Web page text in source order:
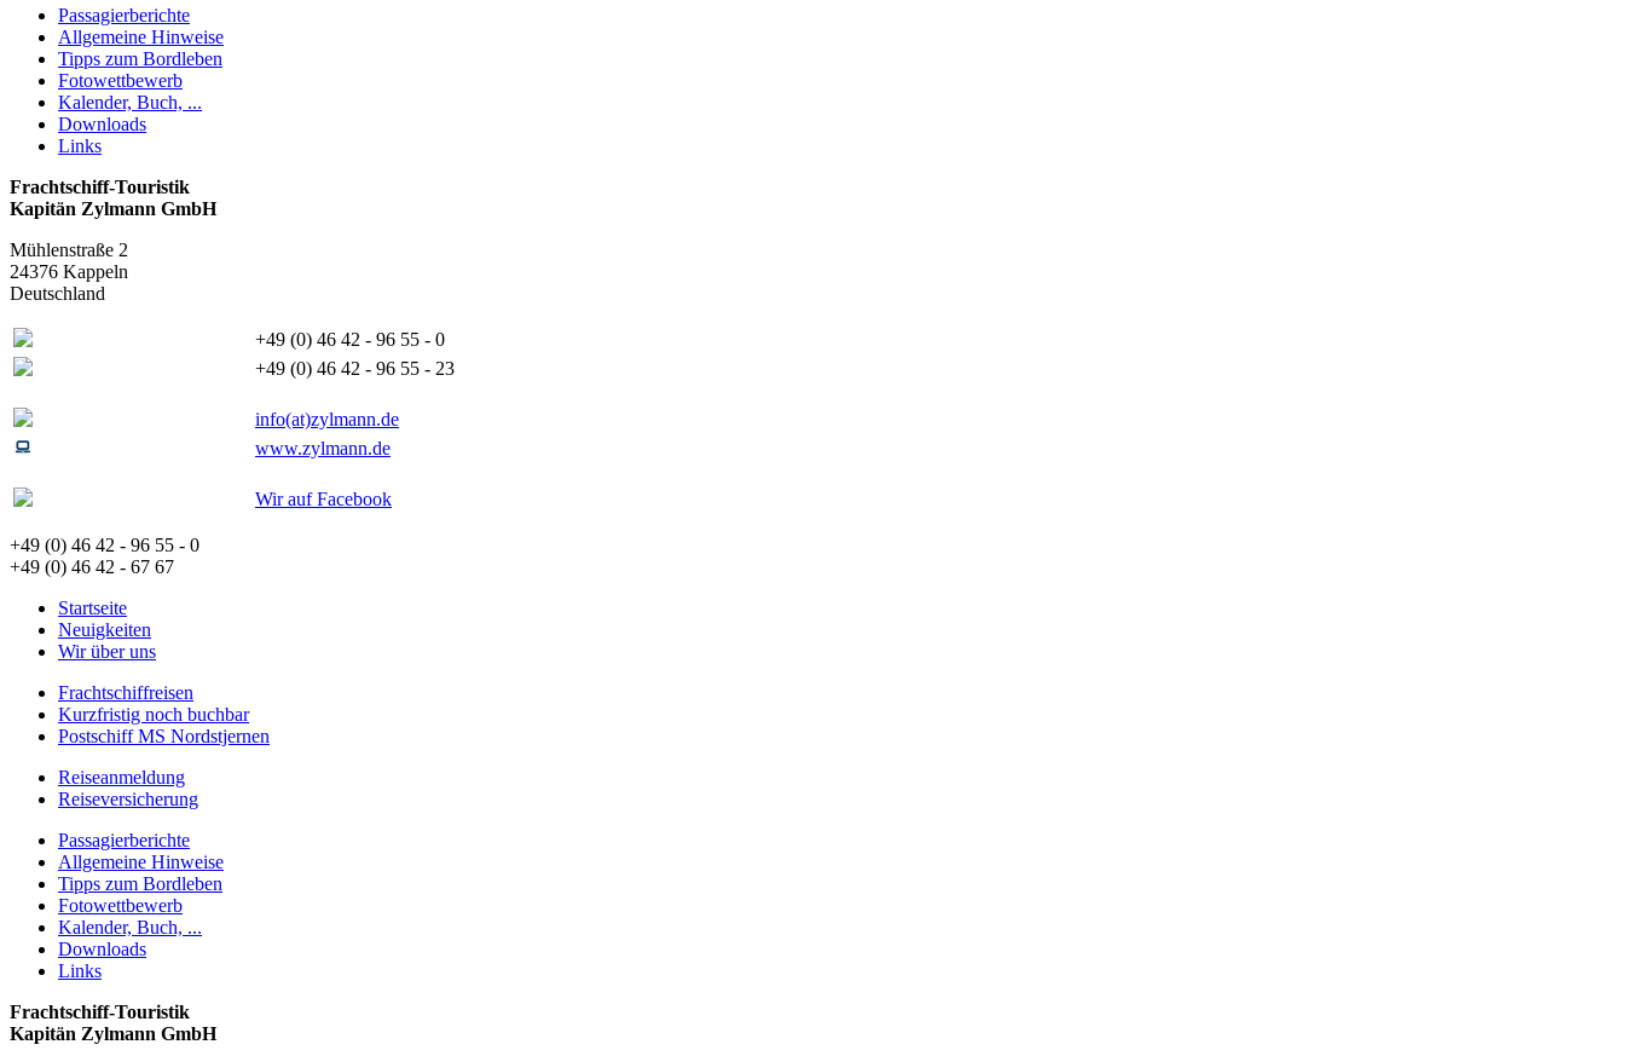
Passagierberichte
Allgemeine Hinweise
Tipps zum Bordleben
Fotowettbewerb
Kalender, Buch, ...
Downloads
Links
Frachtschiff-Touristik
Kapitän Zylmann GmbH
Mühlenstraße 2
24376 Kappeln
Deutschland
+49 (0) 46 42 - 96 55 - 0
+49 (0) 46 42 - 96 55 - 23
info(at)zylmann.de
www.zylmann.de
Wir auf Facebook
+49 (0) 46 42 - 96 55 - 0
+49 (0) 46 42 - 67 67
Startseite
Neuigkeiten
Wir über uns
Frachtschiffreisen
Kurzfristig noch buchbar
Postschiff MS Nordstjernen
Reiseanmeldung
Reiseversicherung
Passagierberichte
Allgemeine Hinweise
Tipps zum Bordleben
Fotowettbewerb
Kalender, Buch, ...
Downloads
Links
Frachtschiff-Touristik
Kapitän Zylmann GmbH